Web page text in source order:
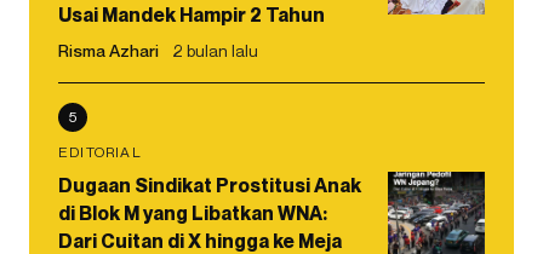
Usai Mandek Hampir 2 Tahun
Risma Azhari 2 bulan lalu
5
EDITORIAL
Dugaan Sindikat Prostitusi Anak
di Blok M yang Libatkan WNA:
Dari Cuitan di X hingga ke Meja